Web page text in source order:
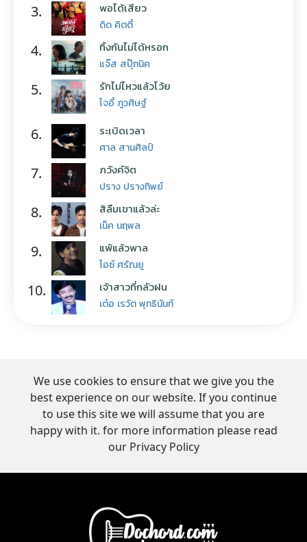
3. พอได้เสียว
ดิด คิตตี้
4. ทิ้งกันไม่ได้หรอก
แจ๊ส สปุ๊กนิค
5. รักไม่ไหวแล้วโว้ย
โจอี้ ภูวศิษฐ์
6. ระเบิดเวลา
ศาล สานศิลป์
7. ภวังค์จิต
ปราง ปรางทิพย์
8. สิลืมเขาแล้วล่ะ
เน็ค นฤพล
9. แพ้แล้วพาล
ไอซ์ ศรัณยู
10. เจ้าสาวที่กลัวฝน
เต๋อ เรวัต พุทธินันท์
We use cookies to ensure that we give you the
best experience on our website. If you continue
to use this site we will assume that you are
happy with it. for more information please read
our Privacy Policy